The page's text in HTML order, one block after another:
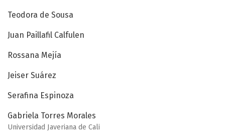
Teodora de Sousa
Juan Paillafil Calfulen
Rossana Mejía
Jeiser Suárez
Serafina Espinoza
Gabriela Torres Morales
Universidad Javeriana de Cali